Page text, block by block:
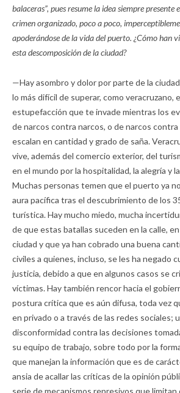
balaceras”, pues resume la idea siempre presente
crimen organizado, poco a poco,
apoderándose de la vida del puerto. ¿Cómo han
esta descomposición de la ciudad?
—Hay asombro y dolor por parte de la
lo más difícil de superar, como veracruzano,
estupefacción que te invade mientras los
de narcos contra narcos, o de narcos
escalan en cantidad y grado de saña.
vive, además del comercio exterior, del
en el mundo por la hospitalidad, la alegría y
Muchas personas temen que el puerto ya
aura pacífica tras el descubrimiento de los
turística. Hay mucho miedo, mucha
de que estas batallas suceden en la calle,
ciudad y que ya han cobrado una buena
civiles a quienes, incluso, se les ha negado
justicia, debido a que en algunos casos se
víctimas. Hay también rencor hacia el
postura crítica que es aún difusa, toda vez
en privado o a través de las redes sociales;
disconformidad contra las decisiones
su equipo de trabajo, sobre todo por la
que manejan la información que es de
ansia de acallar las críticas de la opinión